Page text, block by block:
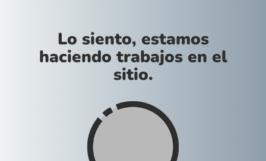
Lo siento, estamos
haciendo trabajos en el
sitio.